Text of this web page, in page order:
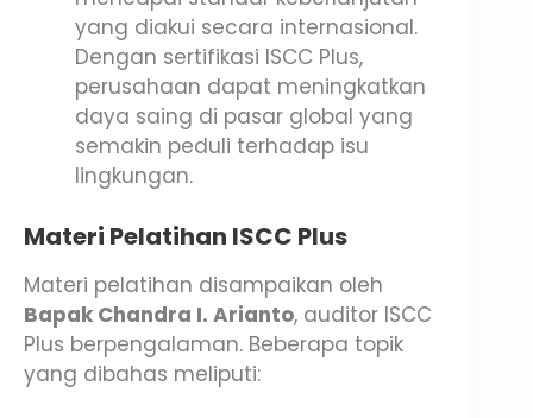
yang diakui secara internasional.
Dengan sertifikasi ISCC Plus,
perusahaan dapat meningkatkan
daya saing di pasar global yang
semakin peduli terhadap isu
lingkungan.
Materi Pelatihan ISCC Plus
Materi pelatihan disampaikan oleh
Bapak Chandra I. Arianto, auditor ISCC
Plus berpengalaman. Beberapa topik
yang dibahas meliputi: